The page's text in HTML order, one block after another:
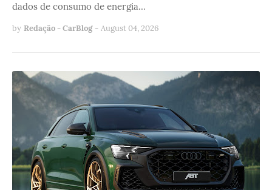
dados de consumo de energia…
by Redação - CarBlog - August 04, 2026